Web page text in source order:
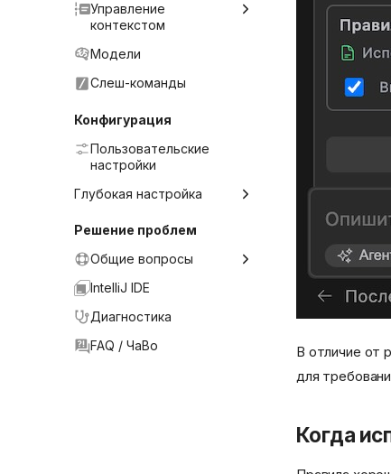
Примеры
подключения
Управление
контекстом
Контекст-провайдеры
Контекстные файлы
Сжатие контекста
Модели
Слеш-команды
Конфигурация
Пользовательские
настройки
Глубокая настройка
Файл config.yaml
.kodaignore
.kodarules
Prompt Files (.prompt)
Переменные в промптах
Решение проблем
Общие вопросы
Авторизация
Модели
Автодополнение
IntelliJ IDE
Диагностика
FAQ / ЧаВо
В отличие от
для
Когда